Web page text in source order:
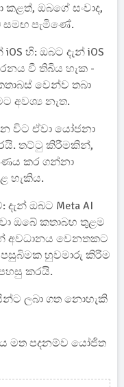
ඔබගේ සංවාද,
සමඟ පැමිණේ.
හි: ඔබට දැන් iOS
වී තිබිය හැක -
වෙන්ව තබා
අවශ්‍ය නැත.
විට ඒවා යෝජනා
තට්ටු කිරීමකින්,
කර ගන්නා
හැකිය.
ඔබට Meta AI
ඔබේ කතාබහ තුළම
අවධානය වෙනතකට
හුවමාරු කිරීම
කරයි.
ලබා ගත නොහැකි
මත පදනම්ව යෝජිත